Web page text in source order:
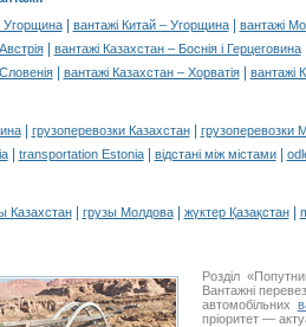
Угорщина| вантажі Китай – Угорщина|
вантажі
| вантажі Казахстан – Боснія і Герцеговина
| вантажі Казахстан – Хорватія| вантажі
| грузоперевозки Казахстан|
грузоперевозки
| transportation Estonia| відстані між містами|
Казахстан| грузы Молдова| жүктер Қазақстан|
Розділ
Вантажні
автомобільних
пріоритет —